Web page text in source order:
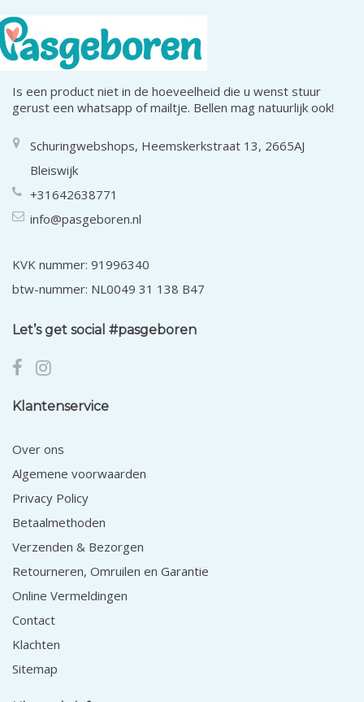
Is een product niet in de hoeveelheid die u wenst stuur
gerust een whatsapp of mailtje. Bellen mag natuurlijk ook!
Schuringwebshops, Heemskerkstraat 13, 2665AJ
Bleiswijk
+31642638771
info@pasgeboren.nl
KVK nummer: 91996340
btw-nummer: NL0049 31 138 B47
Let’s get social #pasgeboren
Klantenservice
Over ons
Algemene voorwaarden
Privacy Policy
Betaalmethoden
Verzenden & Bezorgen
Retourneren, Omruilen en Garantie
Online Vermeldingen
Contact
Klachten
Sitemap